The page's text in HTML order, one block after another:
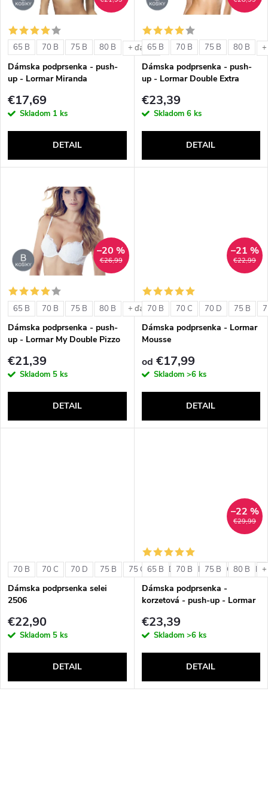
i
e
p
r
d
t
o
v
i
s
p
r
o
d
t
o
v
65 B 70 B 75 B 80 B + ďalšie
Dámska podprsenka - push-
up - Lormar Miranda
€17,69
Skladom 1 ks
DETAIL
65 B 70 B 75 B 80 B
Dámska podprsenka - push-
up - Lormar Double Extra
€23,39
Skladom 6 ks
DETAIL
€26,99
–20 %
65 B 70 B 75 B 80 B + ďalšie
Dámska podprsenka - push-
up - Lormar My Double Pizzo
€21,39
Skladom 5 ks
DETAIL
€22,99
–21 %
70 B 70 C 70 D 75 B
Dámska podprsenka - Lormar
Mousse
od €17,99
Skladom >6 ks
DETAIL
70 B 70 C 70 D 75 B 75 C 75 D 80 B 80 C 80 D
Dámska podprsenka selei
2506
€22,90
Skladom 5 ks
DETAIL
€29,99
–22 %
65 B 70 B 75 B 80 B
Dámska podprsenka -
korzetová - push-up - Lormar
€23,39
Skladom >6 ks
DETAIL